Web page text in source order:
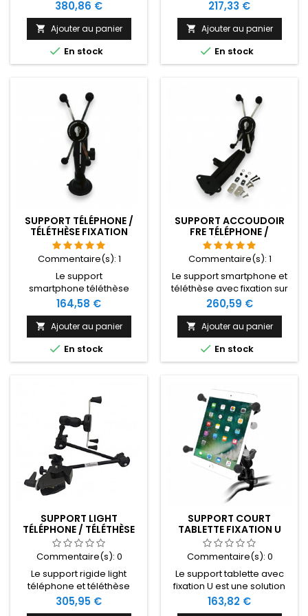
personne en situation de
handicap un accès simple
au pilotage de son
téléphone ou de son
contrôle d'environnement.
Prix
380,86 €
 Ajouter au panier
 En stock
est une solution domotique
handicap simple
permettant de fixer son
smartphone au niveau de
la barrière du lit ou d'un
fauteuil roulant électrique.
Prix
217,33 €
 Ajouter au panier
 En stock
SUPPORT TÉLÉPHONE /
TÉLÉTHÈSE FIXATION
VENTOUSE
Commentaire(s): 1
Le support
smartphone téléthèse
avec fixation ventouse est
une solution domotique
handicap simple
permettant de fixer son
smartphone au niveau
d'une table ou d'une
Prix
164,58 €
 Ajouter au panier
 En stock
SUPPORT ACCOUDOIR
FRE TÉLÉPHONE /
TÉLÉTHÈSE
Commentaire(s): 1
Le support smartphone et
téléthèse avec fixation sur
rail est une solution
domotique handicap
simple permettant de fixer
son smartphone sur le rail
de l'accoudoir du fauteuil
roulant électrique.
Prix
260,59 €
 Ajouter au panier
 En stock
SUPPORT LIGHT
TÉLÉPHONE / TÉLÉTHÈSE
Commentaire(s): 0
Le support rigide light
téléphone et téléthèse
avec fixation étau est une
solution domotique
Prix
305,95 €
SUPPORT COURT
TABLETTE FIXATION U
Commentaire(s): 0
Le support tablette avec
fixation U est une solution
domotique handicap
simple permettant de fixer
Prix
163,82 €